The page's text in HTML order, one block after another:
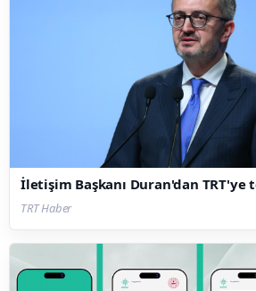
İletişim Başkanı Duran'dan TRT'ye
TRT Haber